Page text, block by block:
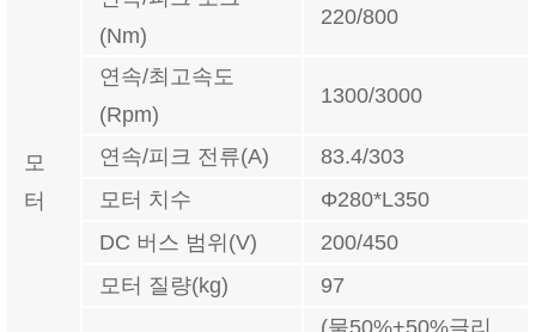
모
터
(Nm)
220/800
연속/최고속도
(Rpm)
1300/3000
연속/피크 전류(A)
83.4/303
모터 치수
Φ280*L350
DC 버스 범위(V)
200/450
모터 질량(kg)
97